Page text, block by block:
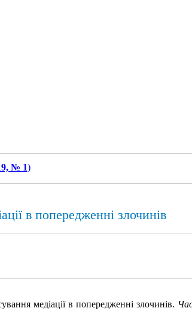
№ 1)
в попередженні злочинів
медіації в попередженні злочинів.